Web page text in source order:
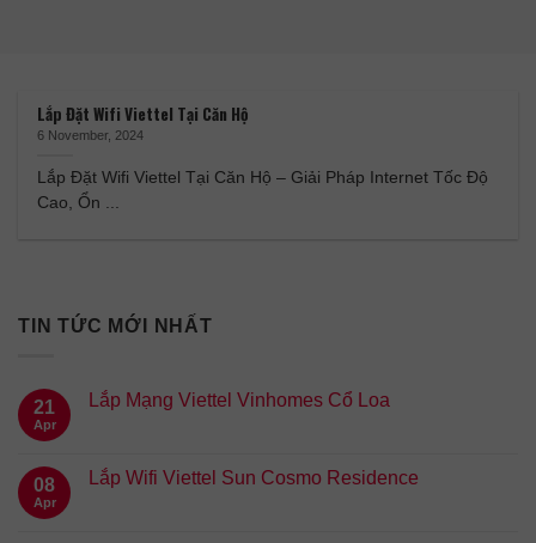
Lắp Đặt Wifi Viettel Tại Căn Hộ
6 November, 2024
Lắp Đặt Wifi Viettel Tại Căn Hộ – Giải Pháp Internet Tốc Độ
Cao, Ổn ...
TIN TỨC MỚI NHẤT
21
Apr
Lắp Mạng Viettel Vinhomes Cổ Loa
08
Apr
Lắp Wifi Viettel Sun Cosmo Residence